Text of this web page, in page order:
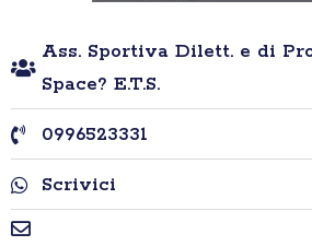
Ass. Sportiva Dilett. e di
Space? E.T.S.
0996523331
Scrivici